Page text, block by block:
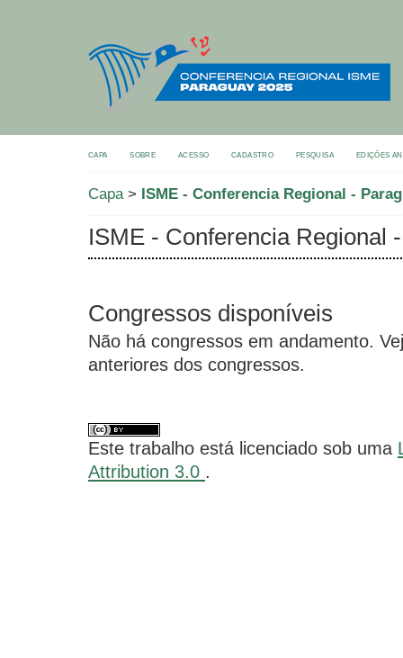
CAPA SOBRE ACESSO CADASTRO PESQUISA EDIÇÕES
Capa> ISME - Conferencia Regional -
ISME - Conferencia Regional
Congressos disponíveis
Não há congressos em andamento.
anteriores dos congressos.
Este trabalho está licenciado sob uma
Attribution 3.0 .